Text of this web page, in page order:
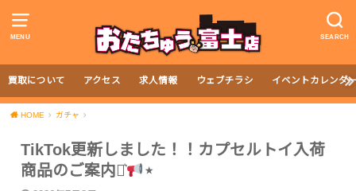
MENU SEARCH
買取について アクセス 求人情報 ウェブチラシ イベントカレンダ
HOME ガチャ
TikTok更新しました！！カプセルトイ入荷
商品のご案内⋆͛
⋆